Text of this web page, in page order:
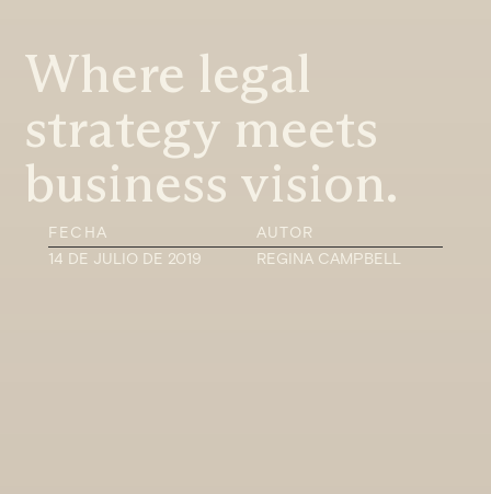
Where legal
strategy meets
business vision.
FECHA
14 DE JULIO DE 2019
AUTOR
REGINA CAMPBELL